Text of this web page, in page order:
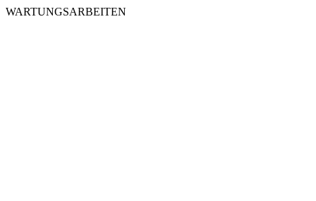
WARTUNGSARBEITEN